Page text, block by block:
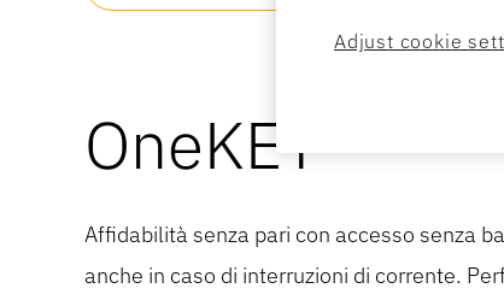
OneKEY
Affidabilità senza pari con accesso senza
anche in caso di interruzioni di corrente.
Adjust cookie